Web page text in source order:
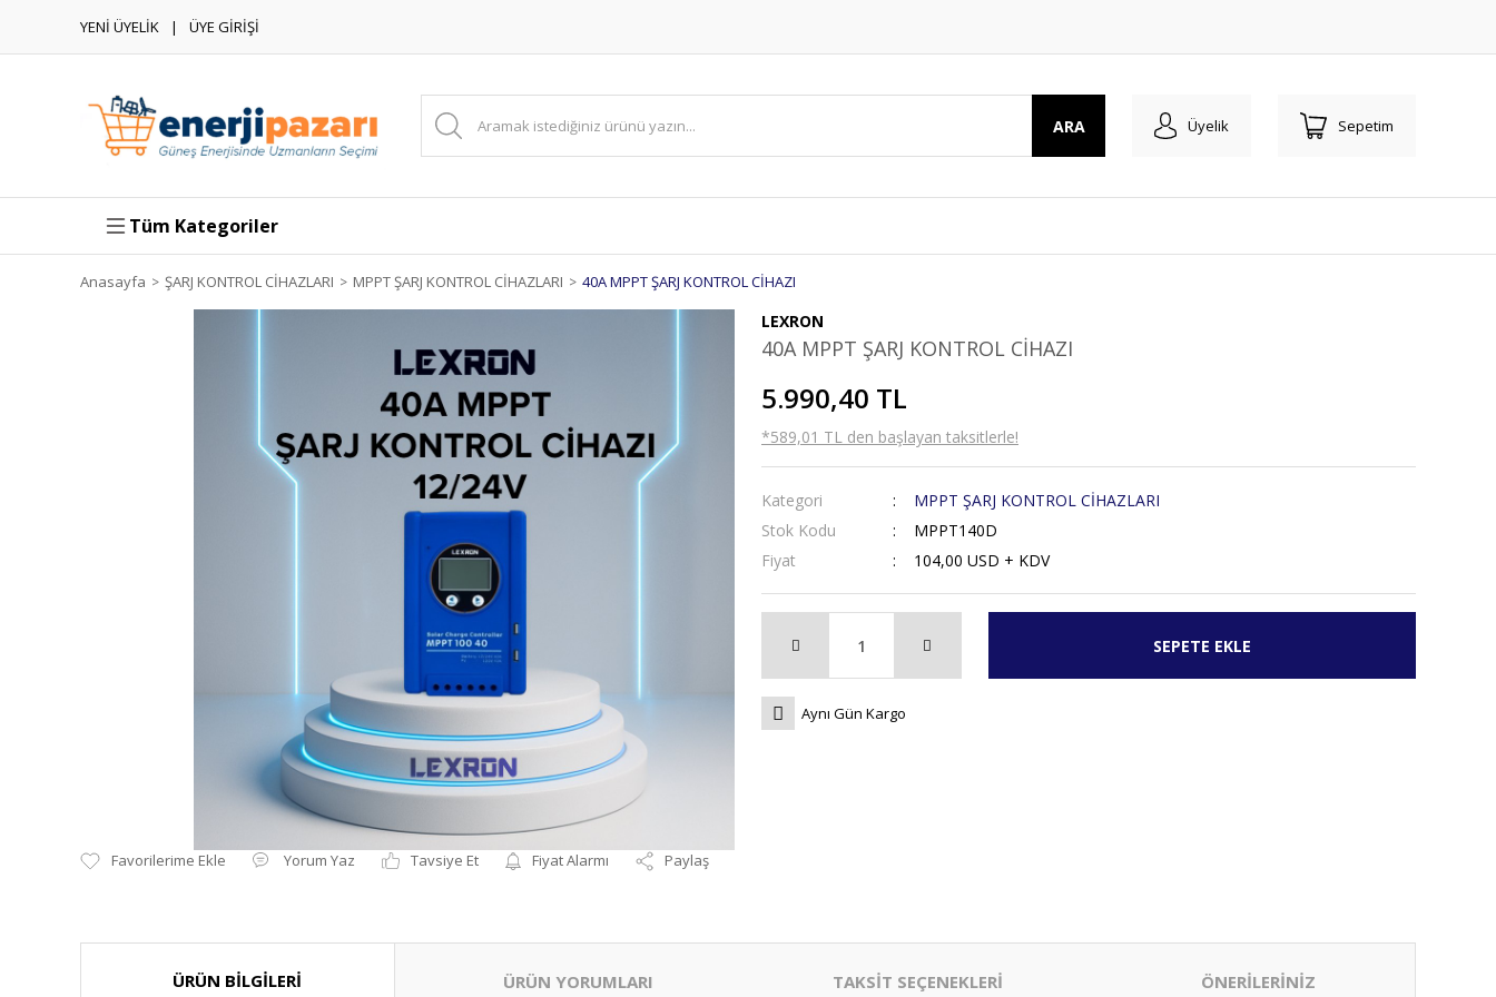
YENİ ÜYELİK ÜYE GİRİŞİ
ARA Üyelik Sepetim
Tüm Kategoriler
Anasayfa ŞARJ KONTROL CİHAZLARI MPPT ŞARJ KONTROL CİHAZLARI 40A MPPT ŞARJ KONTROL CİHAZI
Yorum Yaz Tavsiye Et Fiyat Alarmı Paylaş
LEXRON
40A MPPT ŞARJ KONTROL CİHAZI
5.990,40 TL
*589,01 TL den başlayan taksitlerle!
Kategori
MPPT ŞARJ KONTROL CİHAZLARI
Stok Kodu
MPPT140D
Fiyat
104,00 USD + KDV
SEPETE EKLE
Aynı Gün Kargo
ÜRÜN BİLGİLERİ ÜRÜN YORUMLARI TAKSİT SEÇENEKLERİ ÖNERİLERİNİZ